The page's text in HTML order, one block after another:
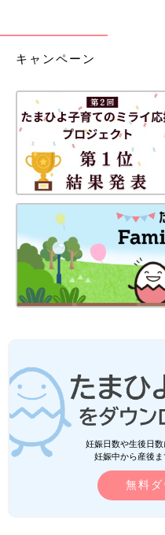
床での腕立て伏せができない
に負荷がかかって鍛えられま
いましょう。
ウォールトレーニング
トレーニングの成果を出すた
大切です。早く成果を出し
てしまいがちです。しかし、
て
しまうと、急にモチベーシ
痛めてしまったりする可能
キャンペーン
妊娠日数や生後日
妊娠中から産後
無料